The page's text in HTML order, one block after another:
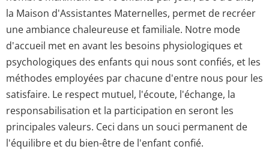
la Maison d'Assistantes Maternelles, permet de recréer
une ambiance chaleureuse et familiale. Notre mode
d'accueil met en avant les besoins physiologiques et
psychologiques des enfants qui nous sont confiés, et les
méthodes employées par chacune d'entre nous pour les
satisfaire. Le respect mutuel, l'écoute, l'échange, la
responsabilisation et la participation en seront les
principales valeurs. Ceci dans un souci permanent de
l'équilibre et du bien-être de l'enfant confié.